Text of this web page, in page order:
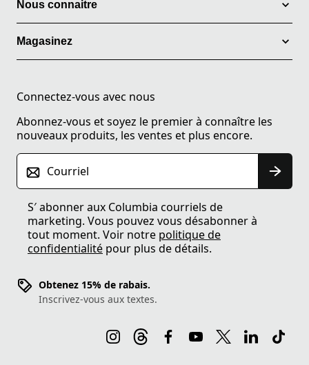
Nous connaitre
Magasinez
Connectez-vous avec nous
Abonnez-vous et soyez le premier à connaître les
nouveaux produits, les ventes et plus encore.
Courriel
S′ abonner aux Columbia courriels de
marketing. Vous pouvez vous désabonner à
tout moment. Voir notre politique de
confidentialité pour plus de détails.
Obtenez 15% de rabais.
Inscrivez-vous aux textes.